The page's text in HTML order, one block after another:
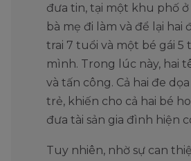
đưa tin, tại một khu phố
bà mẹ đi làm và để lại hai
trai 7 tuổi và một bé gái 5
mình. Trong lúc này, hai
và tấn công. Cả hai đe
trẻ, khiến cho cả hai bé
đưa tài sản gia đình hiện
Tuy nhiên, nhờ sự can